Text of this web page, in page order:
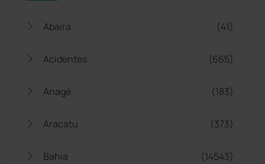
Abaíra (41)
Acidentes (665)
Anagé (183)
Aracatu (373)
Bahia (14543)